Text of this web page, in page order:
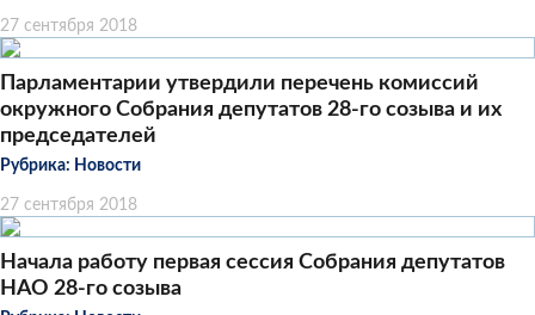
27 сентября 2018
Парламентарии утвердили перечень комиссий
окружного Собрания депутатов 28-го созыва и их
председателей
Рубрика: Новости
27 сентября 2018
Начала работу первая сессия Собрания депутатов
НАО 28-го созыва